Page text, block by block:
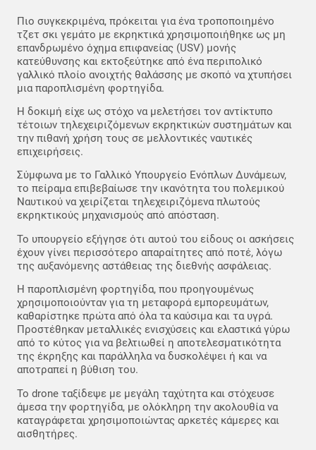
Πιο συγκεκριμένα, πρόκειται για ένα τροποποιημένο
τζετ σκι γεμάτο με εκρηκτικά χρησιμοποιήθηκε ως μη
επανδρωμένο όχημα επιφανείας (USV) μονής
κατεύθυνσης και εκτοξεύτηκε από ένα περιπολικό
γαλλικό πλοίο ανοιχτής θαλάσσης με σκοπό να χτυπήσει
μια παροπλισμένη φορτηγίδα.
Η δοκιμή είχε ως στόχο να μελετήσει τον αντίκτυπο
τέτοιων τηλεχειριζόμενων εκρηκτικών συστημάτων και
την πιθανή χρήση τους σε μελλοντικές ναυτικές
επιχειρήσεις.
Σύμφωνα με το Γαλλικό Υπουργείο Ενόπλων Δυνάμεων,
το πείραμα επιβεβαίωσε την ικανότητα του πολεμικού
Ναυτικού να χειρίζεται τηλεχειριζόμενα πλωτούς
εκρηκτικούς μηχανισμούς από απόσταση.
Το υπουργείο εξήγησε ότι αυτού του είδους οι ασκήσεις
έχουν γίνει περισσότερο απαραίτητες από ποτέ, λόγω
της αυξανόμενης αστάθειας της διεθνής ασφάλειας.
Η παροπλισμένη φορτηγίδα, που προηγουμένως
χρησιμοποιούνταν για τη μεταφορά εμπορευμάτων,
καθαρίστηκε πρώτα από όλα τα καύσιμα και τα υγρά.
Προστέθηκαν μεταλλικές ενισχύσεις και ελαστικά γύρω
από το κύτος για να βελτιωθεί η αποτελεσματικότητα
της έκρηξης και παράλληλα να δυσκολέψει ή και να
αποτραπεί η βύθιση του.
Το drone ταξίδεψε με μεγάλη ταχύτητα και στόχευσε
άμεσα την φορτηγίδα, με ολόκληρη την ακολουθία να
καταγράφεται χρησιμοποιώντας αρκετές κάμερες και
αισθητήρες.